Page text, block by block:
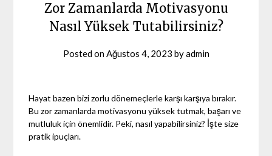
Zor Zamanlarda Motivasyonu
Nasıl Yüksek Tutabilirsiniz?
Posted onAğustos 4, 2023 byadmin
Hayat bazen bizi zorlu dönemeçlerle karşı karşıya bırakır.
Bu zor zamanlarda motivasyonu yüksek tutmak, başarı ve
mutluluk için önemlidir. Peki, nasıl yapabilirsiniz? İşte size
pratik ipuçları.